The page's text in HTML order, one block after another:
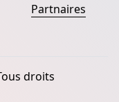
Partnaires
droits